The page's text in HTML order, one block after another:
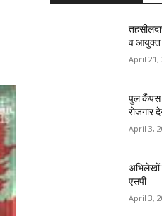
व आयुक्त
April 21,
पुल कैंपस
रोजगार
April 3,
अभिलेखों
एसपी
April 3,